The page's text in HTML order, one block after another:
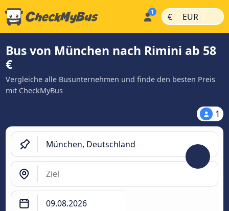
€ | EUR |
Bus von München nach Rimini ab 58
€
Vergleiche alle Busunternehmen und finde den besten Preis
mit CheckMyBus
1